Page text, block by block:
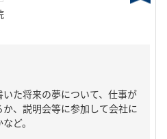
た将来の夢について、仕事が
、説明会等に参加して会社に
ど。